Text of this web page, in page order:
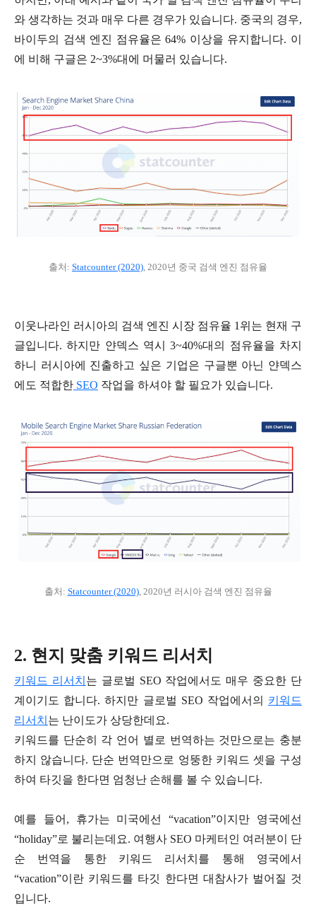
와 생각하는 것과 매우 다른 경우가 있습니다. 중국의 경우,
바이두의 검색 엔진 점유율은 64% 이상을 유지합니다. 이
에 비해 구글은 2~3%대에 머물러 있습니다.
출처: Statcounter (2020), 2020년 중국 검색 엔진 점유율
이웃나라인 러시아의 검색 엔진 시장 점유율 1위는 현재 구
글입니다. 하지만 얀덱스 역시 3~40%대의 점유율을 차지
하니 러시아에 진출하고 싶은 기업은 구글뿐 아닌 얀덱스
에도 적합한 SEO 작업을 하셔야 할 필요가 있습니다.
출처: Statcounter (2020), 2020년 러시아 검색 엔진 점유율
2. 현지 맞춤 키워드 리서치
키워드 리서치 는 글로벌 SEO 작업에서도 매우 중요한 단
계이기도 합니다. 하지만 글로벌 SEO 작업에서의 키워드
리서치 는 난이도가 상당한데요.
키워드를 단순히 각 언어 별로 번역하는 것만으로는 충분
하지 않습니다. 단순 번역만으로 엉뚱한 키워드 셋을 구성
하여 타깃을 한다면 엄청난 손해를 볼 수 있습니다.
예를 들어, 휴가는 미국에선 “vacation”이지만 영국에선
“holiday”로 불리는데요. 여행사 SEO 마케터인 여러분이 단
순 번역을 통한 키워드 리서치를 통해 영국에서
“vacation”이란 키워드를 타깃 한다면 대참사가 벌어질 것
입니다.